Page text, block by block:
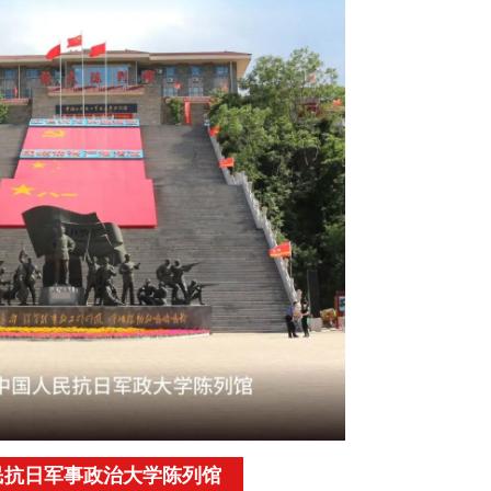
日军事政治大学陈列馆